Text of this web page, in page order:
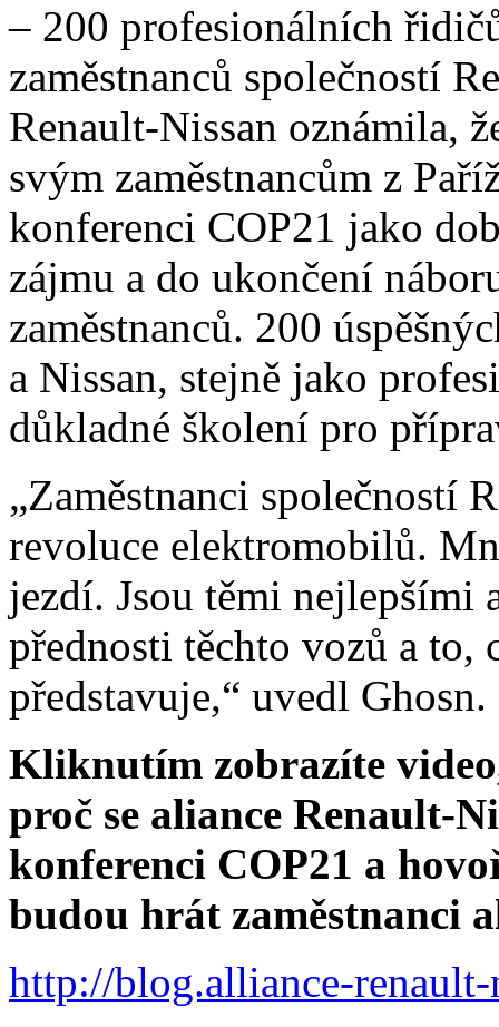
– 200 profesionálních
zaměstnanců společností
Renault-Nissan oznámila,
svým zaměstnancům z
konferenci COP21 jako
zájmu a do ukončení
zaměstnanců. 200
a Nissan, stejně jako
důkladné školení pro
„Zaměstnanci společností
revoluce elektromobilů.
jezdí. Jsou těmi nejlepšími
přednosti těchto vozů a to,
představuje,“ uvedl Ghosn.
Kliknutím zobrazíte
proč se aliance Renault-
konferenci COP21 a
budou hrát zaměstnanci
http://blog.alliance-